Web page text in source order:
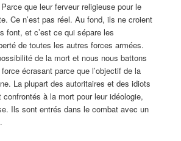
que leur ferveur religieuse pour le
Ce n’est pas réel. Au fond, ils ne croient
font, et c’est ce qui sépare les
de toutes les autres forces armées.
de la mort et nous nous battons
écrasant parce que l’objectif de la
La plupart des autoritaires et des idiots
confrontés à la mort pour leur idéologie,
Ils sont entrés dans le combat avec un